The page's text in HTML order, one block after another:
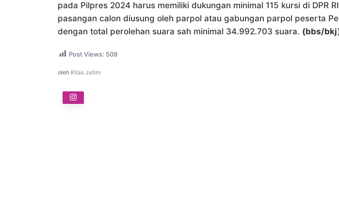
pada Pilpres 2024 harus memiliki dukungan minimal 115 kursi di DPR
pasangan calon diusung oleh parpol atau gabungan parpol peserta
dengan total perolehan suara sah minimal 34.992.703 suara. (bbs/
Post Views: 509
oleh Kilas Jatim